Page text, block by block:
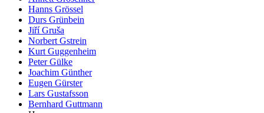
Hanns Grössel
Durs Grünbein
Jiří Gruša
Norbert Gstrein
Kurt Guggenheim
Peter Gülke
Joachim Günther
Eugen Gürster
Lars Gustafsson
Bernhard Guttmann